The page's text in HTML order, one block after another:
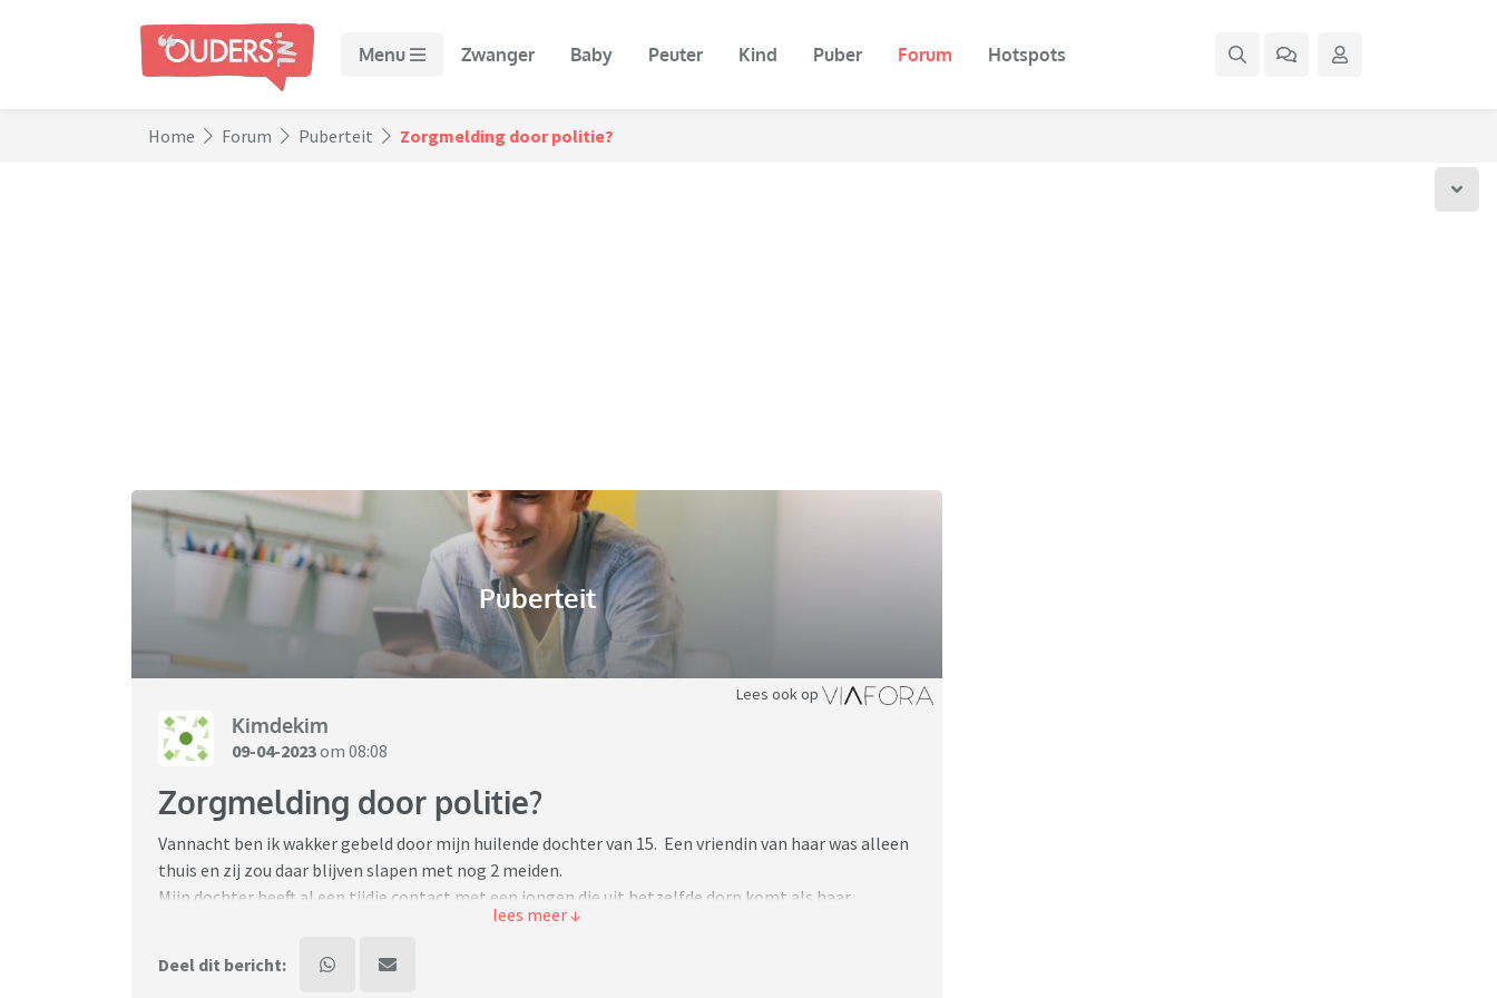
Menu Zwanger Baby Peuter Kind Puber Forum Hotspots
Home Forum Puberteit Zorgmelding door politie?
Puberteit
Lees ook op
Kimdekim
09-04-2023om 08:08
Zorgmelding door politie?
Vannacht ben ik wakker gebeld door mijn huilende dochter van 15. Een vriendin van haar was alleen
thuis en zij zou daar blijven slapen met nog 2 meiden.
Mijn dochter heeft al een tijdje contact met een jongen die uit hetzelfde dorp komt als haar
vriendin. Ik wist dat ze hadden afgesproken dat hij ook zou komen met wat vrienden ( 6 stuks).
Deel dit bericht: